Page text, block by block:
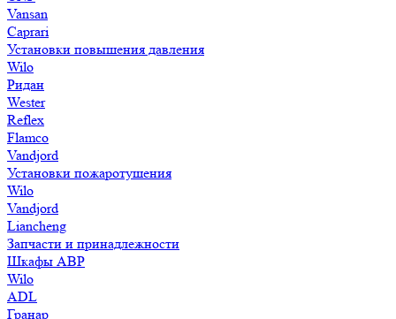
Vansan
Caprari
Установки повышения давления
Wilo
Ридан
Wester
Reflex
Flamco
Vandjord
Установки пожаротушения
Wilo
Vandjord
Liancheng
Запчасти и принадлежности
Шкафы АВР
Wilo
ADL
Гранар